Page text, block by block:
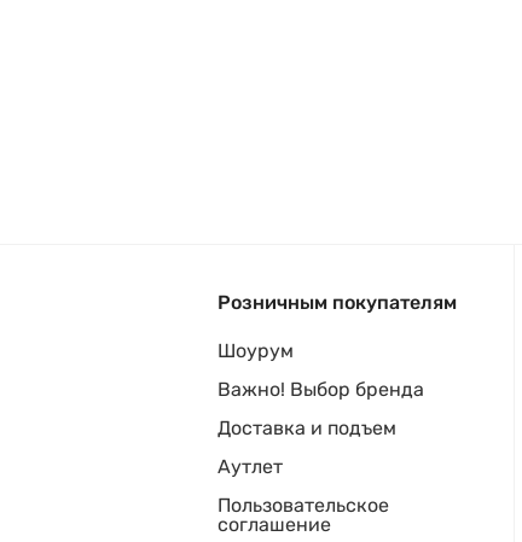
Розничным покупателям
Шоурум
Важно! Выбор бренда
Доставка и подъем
Аутлет
Пользовательское
соглашение